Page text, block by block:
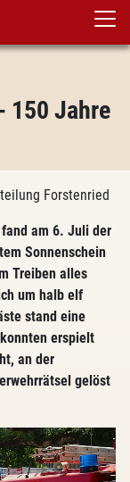
150 Jahre
Forstenried
am 6. Juli der
Sonnenschein
Treiben alles
um halb elf
stand eine
erspielt
an der
gelöst